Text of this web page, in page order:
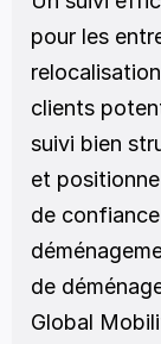
pour les
clients
suivi bien
et
de
de
Global